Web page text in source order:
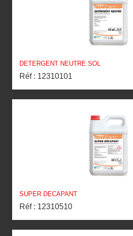
DETERGENT NEUTRE SOL
Réf : 12310101
SUPER DECAPANT
Réf : 12310510